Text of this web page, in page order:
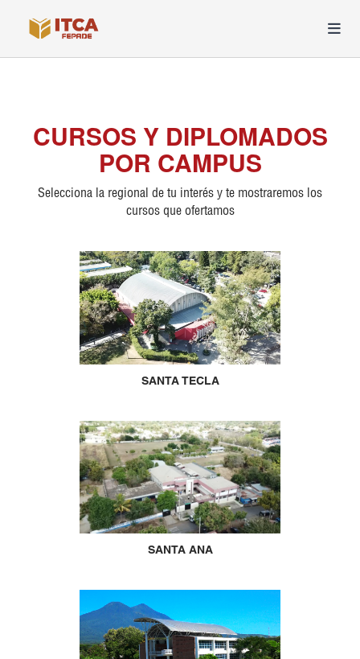
CURSOS Y DIPLOMADOS
POR CAMPUS
Selecciona la regional de tu interés y te mostraremos los
cursos que ofertamos
SANTA TECLA
SANTA ANA